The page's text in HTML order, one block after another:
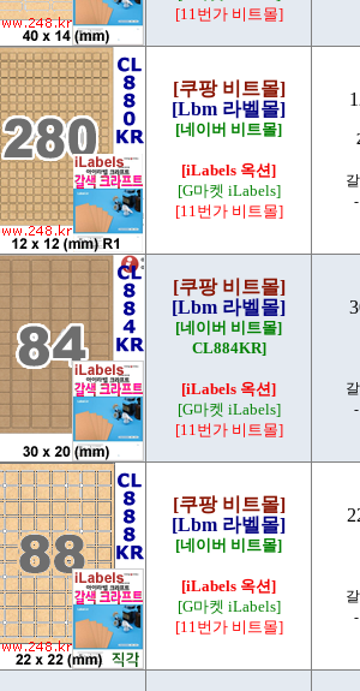
[11번가 비트몰]
[쿠팡 비트몰]
[Lbm 라벨몰]
[네이버 비트몰]
[iLabels 옥션]
[G마켓 iLabels]
[11번가 비트몰]
[쿠팡 비트몰]
[Lbm 라벨몰]
[네이버 비트몰]
CL884KR]
[iLabels 옥션]
[G마켓 iLabels]
[11번가 비트몰]
[쿠팡 비트몰]
[Lbm 라벨몰]
[네이버 비트몰]
[iLabels 옥션]
[G마켓 iLabels]
[11번가 비트몰]